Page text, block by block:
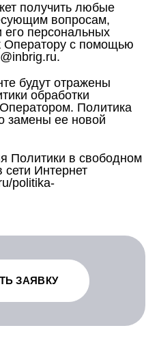
получить любые
вопросам,
персональных
Оператору с помощью
будут отражены
обработки
Политика
замены ее новой
Политики в свободном
Интернет
politika-
ЗАЯВКУ